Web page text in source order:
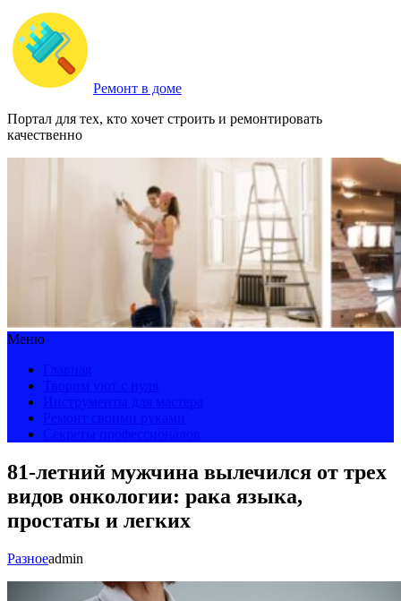
Ремонт в доме
Портал для тех, кто хочет строить и ремонтировать
качественно
Меню
81-летний мужчина вылечился от трех
видов онкологии: рака языка,
простаты и легких
Разноеadmin